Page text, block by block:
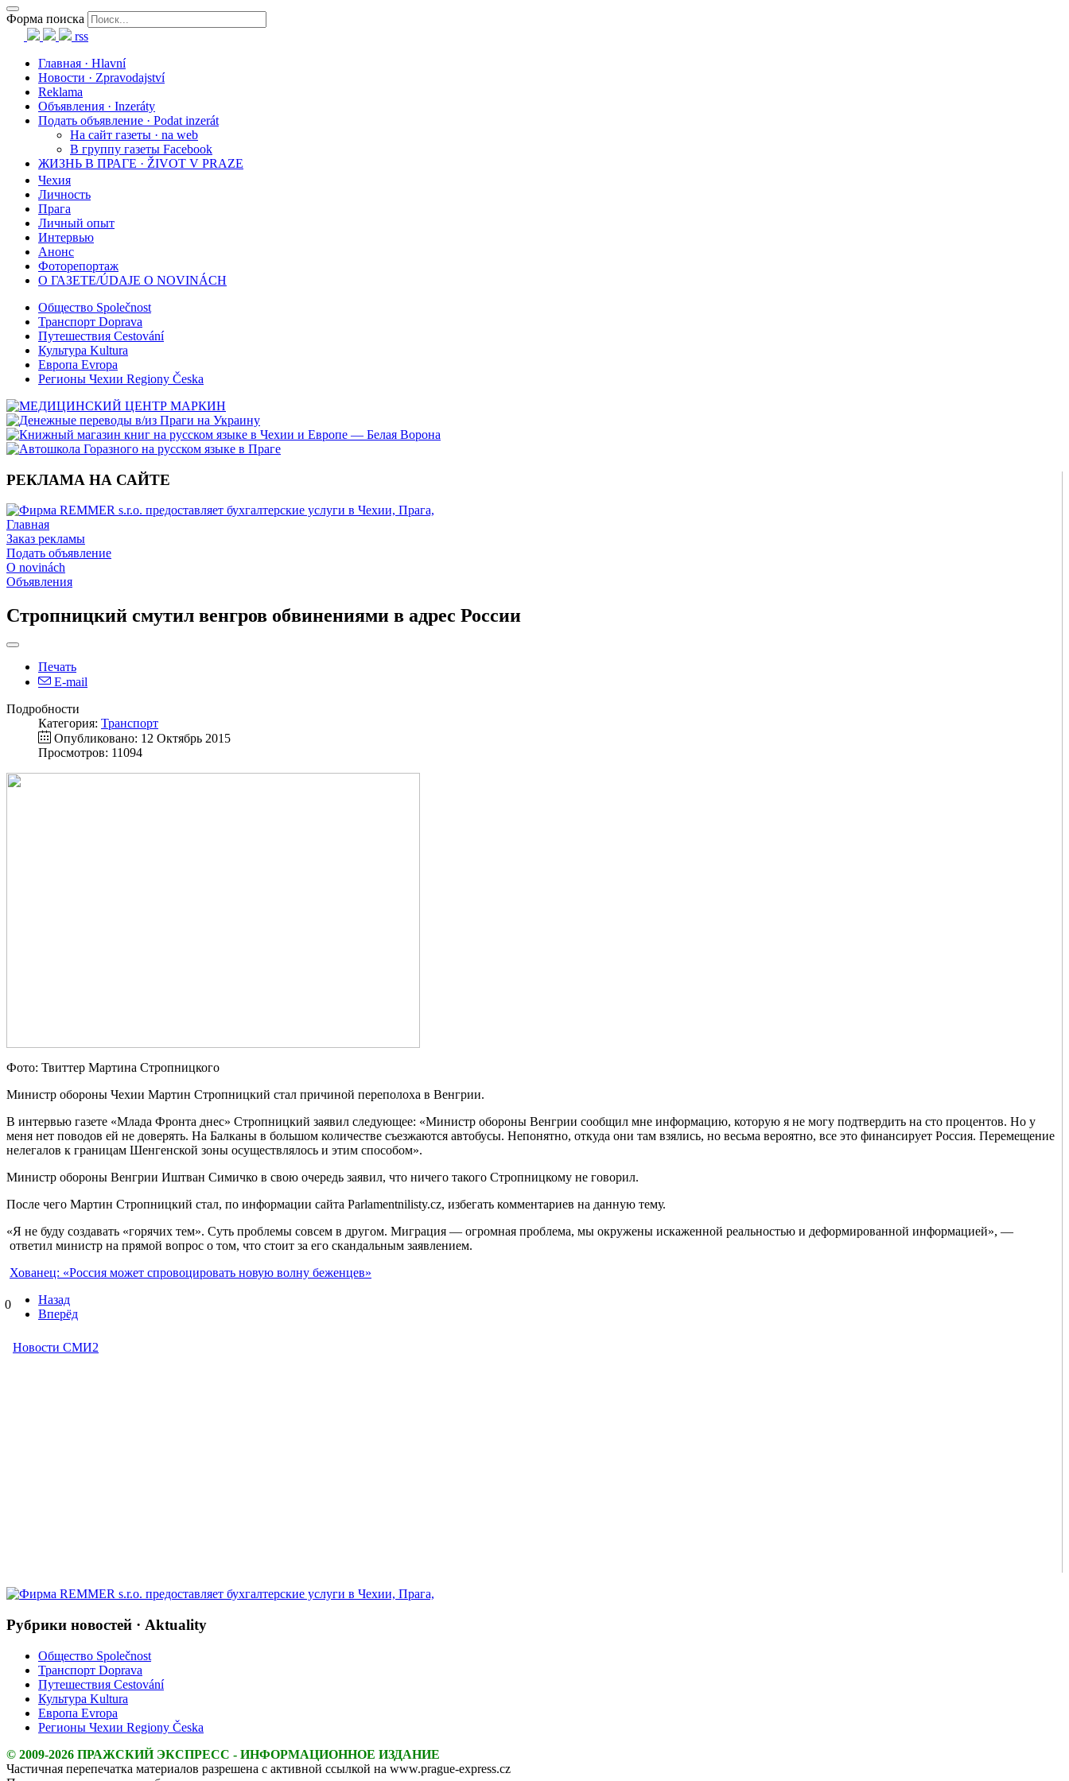
Форма поиска
rss
Главная · Hlavní
Новости · Zpravodajství
Reklama
Объявления · Inzeráty
Подать объявление · Podat inzerát
На сайт газеты · na web
В группу газеты Facebook
ЖИЗНЬ В ПРАГЕ · ŽIVOT V PRAZE
Чехия
Личность
Прага
Личный опыт
Интервью
Анонс
Фоторепортаж
О ГАЗЕТЕ/ÚDAJE O NOVINÁCH
Общество Společnost
Транспорт Doprava
Путешествия Cestování
Культура Kultura
Европа Evropa
Регионы Чехии Regiony Česka
РЕКЛАМА НА САЙТЕ
Главная
Заказ рекламы
Подать объявление
O novinách
Объявления
Стропницкий смутил венгров обвинениями в адрес России
Печать
E-mail
Подробности
Категория: Транспорт
Опубликовано: 12 Октябрь 2015
Просмотров: 11094
Фото: Твиттер Мартина Стропницкого
Министр обороны Чехии Мартин Стропницкий стал причиной переполоха в Венгрии.
В интервью газете «Млада Фронта днес» Стропницкий заявил следующее: «Министр обороны Венгрии сообщил мне информацию, которую я не могу подтвердить на сто процентов. Но у
меня нет поводов ей не доверять. На Балканы в большом количестве съезжаются автобусы. Непонятно, откуда они там взялись, но весьма вероятно, все это финансирует Россия. Перемещение
нелегалов к границам Шенгенской зоны осуществлялось и этим способом».
Министр обороны Венгрии Иштван Симичко в свою очередь заявил, что ничего такого Стропницкому не говорил.
После чего Мартин Стропницкий стал, по информации сайта Parlamentnilisty.cz, избегать комментариев на данную тему.
«Я не буду создавать «горячих тем». Суть проблемы совсем в другом. Миграция — огромная проблема, мы окружены искаженной реальностью и деформированной информацией», —
ответил министр на прямой вопрос о том, что стоит за его скандальным заявлением.
Хованец: «Россия может спровоцировать новую волну беженцев»
0
Назад
Вперёд
Рубрики новостей · Aktuality
Общество Společnost
Транспорт Doprava
Путешествия Cestování
Культура Kultura
Европа Evropa
Регионы Чехии Regiony Česka
© 2009-2026 ПРАЖСКИЙ ЭКСПРЕСС - ИНФОРМАЦИОННОЕ ИЗДАНИЕ
Частичная перепечатка материалов разрешена с активной ссылкой на www.prague-express.cz